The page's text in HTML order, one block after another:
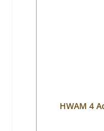
HWAM 4